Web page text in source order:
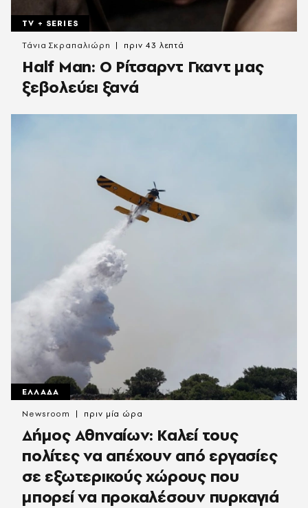
TV + SERIES
Half Man: Ο Ρίτσαρντ Γκαντ μας
ξεβολεύει ξανά
Τάνια Σκραπαλιώρη πριν 43 λεπτά
ΕΛΛΑΔΑ
Δήμος Αθηναίων: Καλεί τους
πολίτες να απέχουν από εργασίες
σε εξωτερικούς χώρους που
μπορεί να προκαλέσουν πυρκαγιά
Newsroom πριν μία ώρα